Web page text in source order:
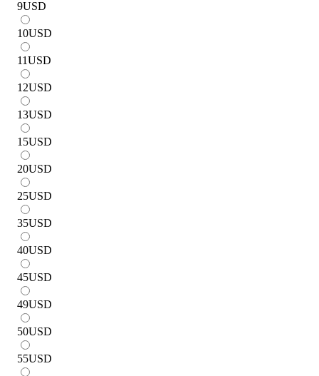
9USD
10USD
11USD
12USD
13USD
15USD
20USD
25USD
35USD
40USD
45USD
49USD
50USD
55USD